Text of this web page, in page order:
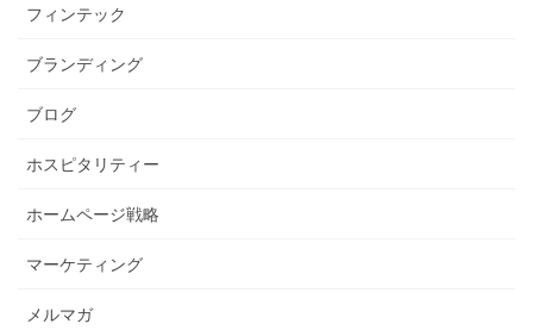
フィンテック
ブランディング
ブログ
ホスピタリティー
ホームページ戦略
マーケティング
メルマガ